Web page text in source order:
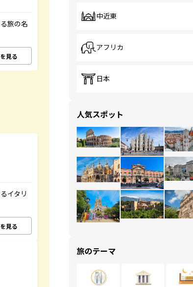
旅の名
見る
イタリ
見る
中近東
アフリカ
日本
人気スポット
旅のテーマ